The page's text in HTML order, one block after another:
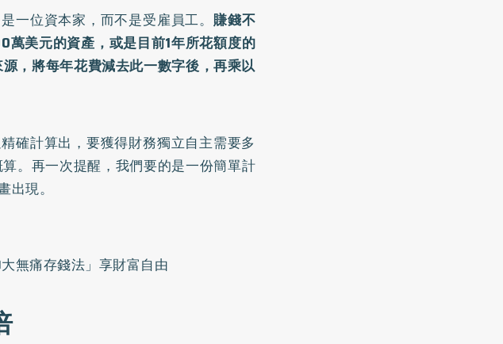
一位資本家，而不是受雇員工。 賺錢不
美元的資產，或是目前1年所花額度的
，將每年花費減去此一數字後，再乘以
確計算出，要獲得財務獨立自主需要多
。再一次提醒，我們要的是一份簡單計
現。
無痛存錢法」享財富自由